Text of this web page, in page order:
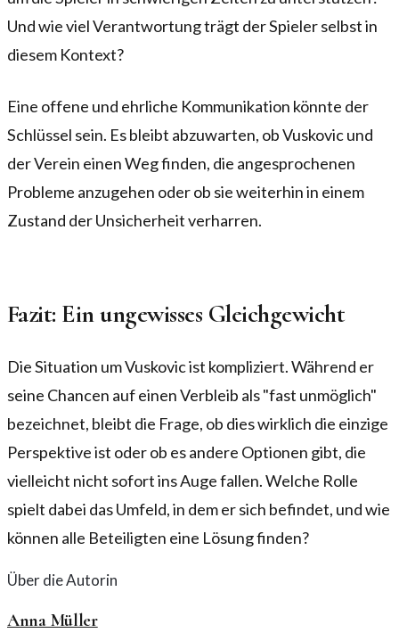
Und wie viel Verantwortung trägt der Spieler selbst in
diesem Kontext?
Eine offene und ehrliche Kommunikation könnte der
Schlüssel sein. Es bleibt abzuwarten, ob Vuskovic und
der Verein einen Weg finden, die angesprochenen
Probleme anzugehen oder ob sie weiterhin in einem
Zustand der Unsicherheit verharren.
Fazit: Ein ungewisses Gleichgewicht
Die Situation um Vuskovic ist kompliziert. Während er
seine Chancen auf einen Verbleib als "fast unmöglich"
bezeichnet, bleibt die Frage, ob dies wirklich die einzige
Perspektive ist oder ob es andere Optionen gibt, die
vielleicht nicht sofort ins Auge fallen. Welche Rolle
spielt dabei das Umfeld, in dem er sich befindet, und wie
können alle Beteiligten eine Lösung finden?
Über die Autorin
Anna Müller